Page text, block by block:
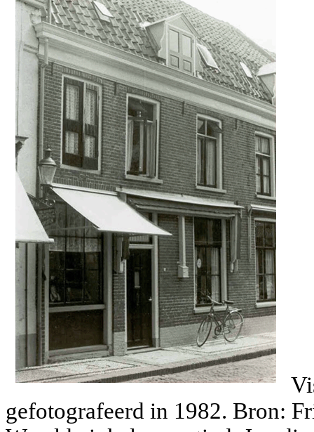
gefotografeerd in 1982. Bron: